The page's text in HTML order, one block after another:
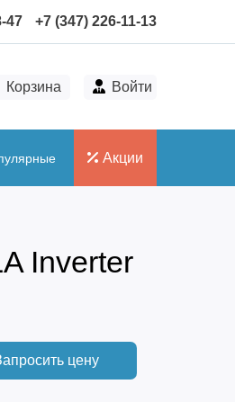
47 +7 (347) 226-11-13
Корзина Войти
Акции
Inverter
цену